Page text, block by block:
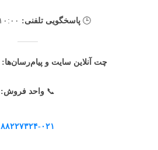
🕒 پاسخگویی تلفنی:
چت آنلاین سایت و پیام‌رسان‌ها:
📞واحد فروش:
۸۸۲۲۷۳۲۴-۰۲۱